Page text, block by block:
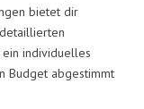
bietet dir
individuelles
Budget abgestimmt